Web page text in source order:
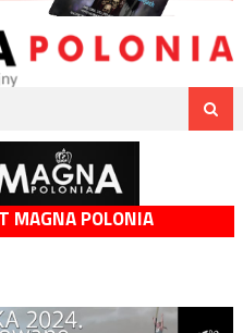
MAGNA POLONIA